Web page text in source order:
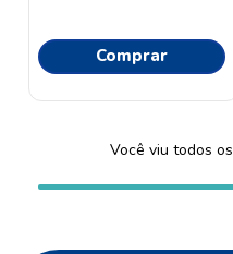
Comprar
Você viu todos os